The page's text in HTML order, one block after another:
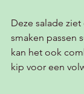
Deze salade
smaken passen
kan het ook
kip voor een